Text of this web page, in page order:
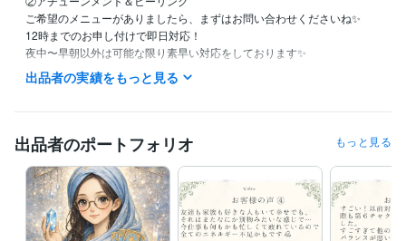
ご希望のメニューがありましたら、まずはお問い合わせくださいね✨
12時までのお申し付けで即日対応！
夜中〜早朝以外は可能な限り素早い対応をしております✨
┈┈┈┈┈┈┈ ❁ ❁ ❁ ┈┈┈┈┈┈┈┈
【休業日】
す✨
【夜間対応】
19時以降は育児などでバタバタしていることがあり、お返事が遅くなる
もしくは翌日になる可能性がございます。
経験職種
出品者の実績をもっと見る
出品者のポートフォリオ もっと見る